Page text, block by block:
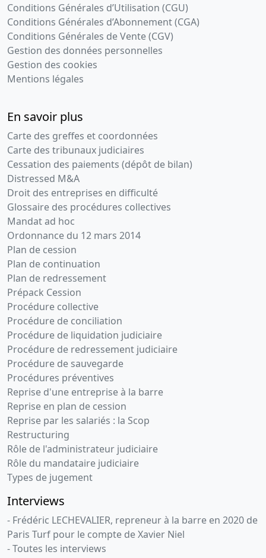
Conditions Générales d’Utilisation (CGU)
Conditions Générales d’Abonnement (CGA)
Conditions Générales de Vente (CGV)
Gestion des données personnelles
Gestion des cookies
Mentions légales
En savoir plus
Carte des greffes et coordonnées
Carte des tribunaux judiciaires
Cessation des paiements (dépôt de bilan)
Distressed M&A
Droit des entreprises en difficulté
Glossaire des procédures collectives
Mandat ad hoc
Ordonnance du 12 mars 2014
Plan de cession
Plan de continuation
Plan de redressement
Prépack Cession
Procédure collective
Procédure de conciliation
Procédure de liquidation judiciaire
Procédure de redressement judiciaire
Procédure de sauvegarde
Procédures préventives
Reprise d'une entreprise à la barre
Reprise en plan de cession
Reprise par les salariés : la Scop
Restructuring
Rôle de l'administrateur judiciaire
Rôle du mandataire judiciaire
Types de jugement
Interviews
- Frédéric LECHEVALIER, repreneur à la barre en 2020 de
Paris Turf pour le compte de Xavier Niel
- Toutes les interviews